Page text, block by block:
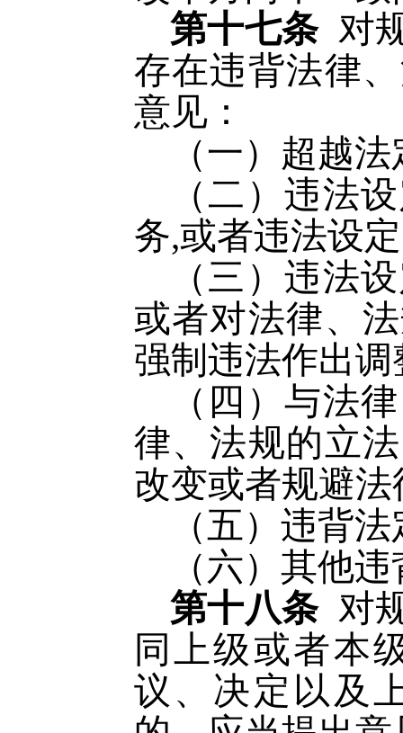
第十七条 对
存在违背法律
意见：
（一）超越
（二）违法
务,或者违法设
（三）违法
或者对法律、
强制违法作出
（四）与法
律、法规的立
改变或者规避
（五）违背
（六）其他
第十八条 对
同上级或者本
议、决定以及